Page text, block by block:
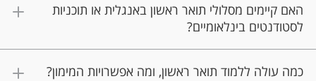
האם קיימים מסלולי תואר ראשון באנגלית או תוכניות
לסטודנטים בינלאומיים?
כמה עולה ללמוד תואר ראשון, ומה אפשרויות המימון?